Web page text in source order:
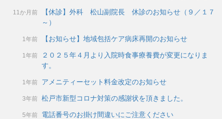
11か月前
【休診】外科 松山副院長 休診のお知らせ（９／１７
～）
1年前 【お知らせ】地域包括ケア病床再開のお知らせ
1年前
２０２５年４月より入院時食事療養費が変更になりま
す。
1年前 アメニティーセット料金改定のお知らせ
3年前 松戸市新型コロナ対策の感謝状を頂きました。
5年前 電話番号のお掛け間違いにご注意ください